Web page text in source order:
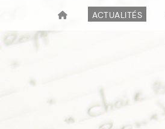
ACTUALITÉS